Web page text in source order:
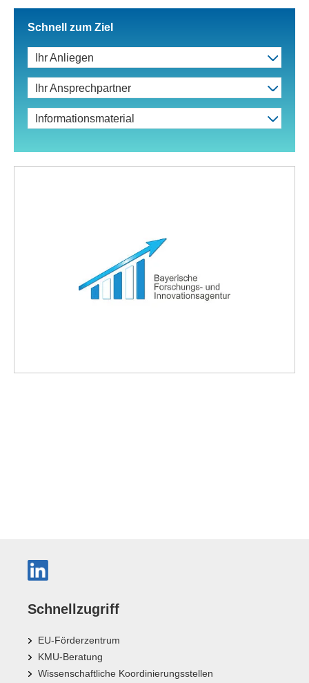
Schnell zum Ziel
Ihr Anliegen
Ihr Ansprechpartner
Informationsmaterial
Schnellzugriff
EU-Förderzentrum
KMU-Beratung
Wissenschaftliche Koordinierungsstellen